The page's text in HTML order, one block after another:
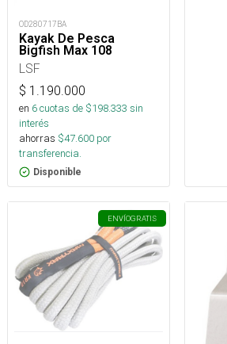
OD280717BA
Kayak De Pesca
Bigfish Max 108
LSF
$ 1.190.000
en 6cuotas de $198.333 sin
interés
ahorras $47.600 por
transferencia.
Disponible
ENVÍOGRATIS